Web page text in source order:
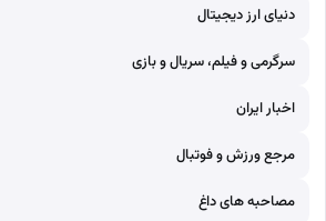
دنیای ارز دیجیتال
سرگرمی و فیلم، سریال و بازی
اخبار ایران
مرجع ورزش و فوتبال
مصاحبه های داغ